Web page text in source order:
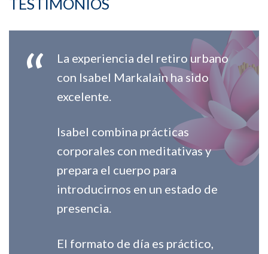
TESTIMONIOS
La experiencia del retiro urbano
con Isabel Markalain ha sido
excelente.
Isabel combina prácticas
corporales con meditativas y
prepara el cuerpo para
introducirnos en un estado de
presencia.
El formato de día es práctico,